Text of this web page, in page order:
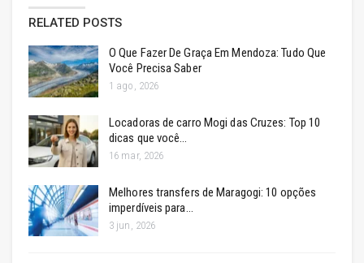
RELATED POSTS
O Que Fazer De Graça Em Mendoza: Tudo Que
Você Precisa Saber
1 ago, 2026
Locadoras de carro Mogi das Cruzes: Top 10
dicas que você…
16 mar, 2026
Melhores transfers de Maragogi: 10 opções
imperdíveis para…
3 jun, 2026